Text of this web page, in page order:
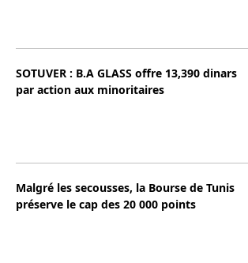
SOTUVER : B.A GLASS offre 13,390 dinars
par action aux minoritaires
Malgré les secousses, la Bourse de Tunis
préserve le cap des 20 000 points